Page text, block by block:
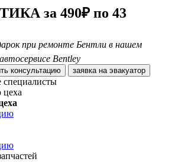
за 490₽ по 43
при ремонте Бентли в нашем
Bentley
консультацию заявка на эвакуатор